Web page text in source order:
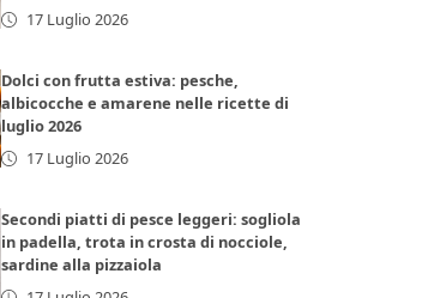
17 Luglio 2026
Dolci con frutta estiva: pesche,
albicocche e amarene nelle ricette di
luglio 2026
17 Luglio 2026
Secondi piatti di pesce leggeri: sogliola
in padella, trota in crosta di nocciole,
sardine alla pizzaiola